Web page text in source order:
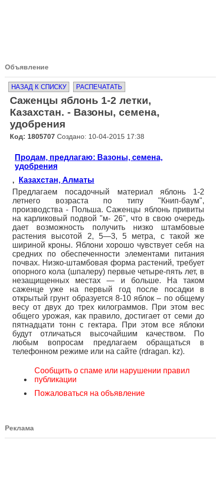
Объявление
НАЗАД К СПИСКУ РАСПЕЧАТАТЬ
Саженцы яблонь 1-2 летки,
Казахстан. - Вазоны, семена,
удобрения
Код: 1805707 Создано: 10-04-2015 17:38
Продам, предлагаю: Вазоны, семена,
удобрения
,
Казахстан, Алматы
Предлагаем посадочный материал яблонь 1-2
летнего возраста по типу "Книп-баум",
производства - Польша. Саженцы яблонь привиты
на карликовый подвой "м- 26", что в свою очередь
дает возможность получить низко штамбовые
растения высотой 2, 5—3, 5 метра, с такой же
шириной кроны. Яблони хорошо чувствует себя на
средних по обеспеченности элементами питания
почвах. Низко-штамбовая форма растений, требует
опорного кола (шпалеру) первые четыре-пять лет, в
незащищенных местах — и больше. На таком
саженце уже на первый год после посадки в
открытый грунт образуется 8-10 яблок – по общему
весу от двух до трех килограммов. При этом вес
общего урожая, как правило, достигает от семи до
пятнадцати тонн с гектара. При этом все яблоки
будут отличаться высочайшим качеством. По
любым вопросам предлагаем обращаться в
телефонном режиме или на сайте (rdragan. kz).
Сообщить о спаме или нарушении правил
публикации
Пожаловаться на объявление
Реклама